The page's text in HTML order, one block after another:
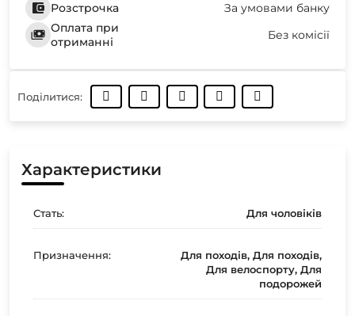
Розстрочка
За умовами банку
Оплата при
отриманні
Без комісії
Поділитися:
Характеристики
Стать: Для чоловіків
Призначення:
Для походів, Для походів,
Для велоспорту, Для
подорожей